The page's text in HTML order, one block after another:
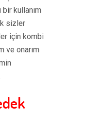
kullanım
sizler
için kombi
ve onarım